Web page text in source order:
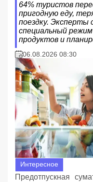
64% туристов
пригодную еду,
поездку. Эксперты
специальный режим
продуктов и
06.08.2026 08:30
Интересное
Предотпускная